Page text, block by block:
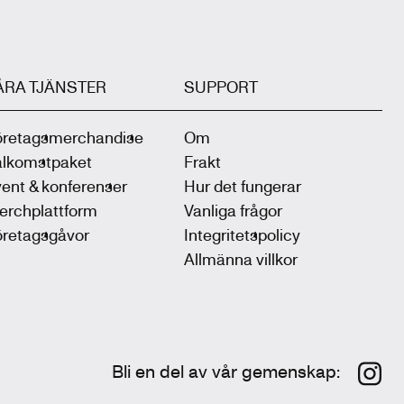
TJÄNSTER
& konferenser
SUPPORT
Om
Frakt
Hur det fungerar
Vanliga frågor
Integritetspolicy
Allmänna villkor
Bli en del av vår gemenskap: